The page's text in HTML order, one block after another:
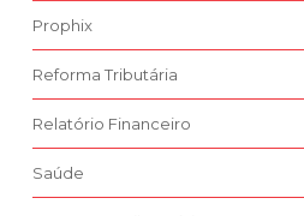
Prophix
Reforma Tributária
Relatório Financeiro
Saúde